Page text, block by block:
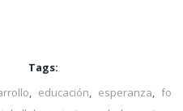
Tags:
, educación, esperanza,